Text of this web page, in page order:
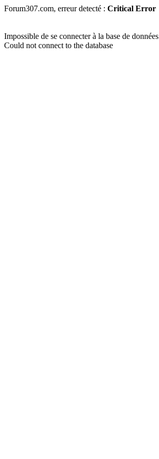
Forum307.com, erreur detecté : Critical Error
Impossible de se connecter à la base de données
Could not connect to the database